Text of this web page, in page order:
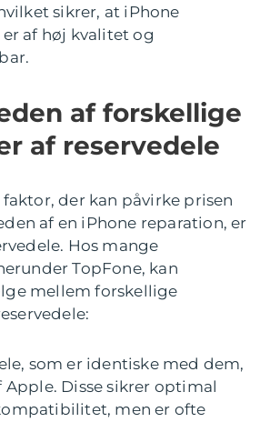
sikrer, at iPhone
af høj kvalitet og
af forskellige
af reservedele
der kan påvirke prisen
af en iPhone reparation, er
Hos mange
TopFone, kan
mellem forskellige
som er identiske med dem,
Apple. Disse sikrer optimal
men er ofte